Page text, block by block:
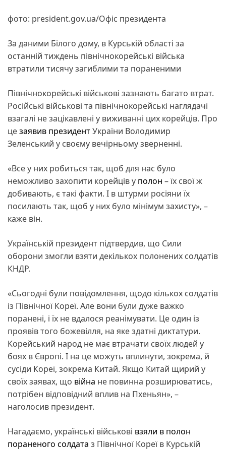
фото: president.gov.ua/Офіс президента
За даними Білого дому, в Курській області за
останній тиждень північнокорейські війська
втратили тисячу загиблими та пораненими
Північнокорейські військові зазнають багато втрат.
Російські військові та північнокорейські наглядачі
взагалі не зацікавлені у виживанні цих корейців. Про
цезаявив президентУкраїни Володимир
Зеленський у своєму вечірньому зверненні.
«Все у них робиться так, щоб для нас було
неможливо захопити корейців у полон – їх свої ж
добивають, є такі факти. І в штурми росіяни їх
посилають так, щоб у них було мінімум захисту», –
каже він.
Українській президент підтвердив, що Сили
оборони змогли взяти декількох полонених солдатів
КНДР.
«Сьогодні були повідомлення, щодо кількох солдатів
із Північної Кореї. Але вони були дуже важко
поранені, і їх не вдалося реанімувати. Це один із
проявів того божевілля, на яке здатні диктатури.
Корейський народ не має втрачати своїх людей у
боях в Європі. І на це можуть вплинути, зокрема, й
сусіди Кореї, зокрема Китай. Якщо Китай щирий у
своїх заявах, що війна не повинна розширюватись,
потрібен відповідний вплив на Пхеньян», –
наголосив президент.
Нагадаємо, українські військові взяли в полон
пораненого солдата з Північної Кореї в Курській